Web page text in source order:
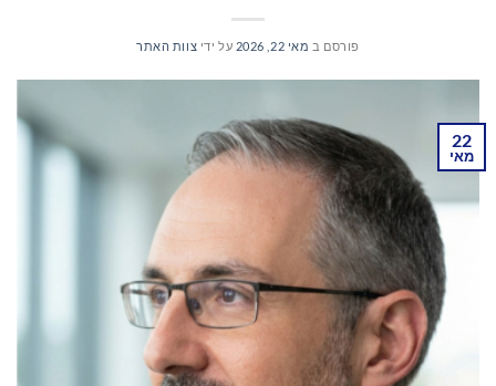
פורסם ב מאי 22, 2026 על ידי צוות האתר
22
מאי